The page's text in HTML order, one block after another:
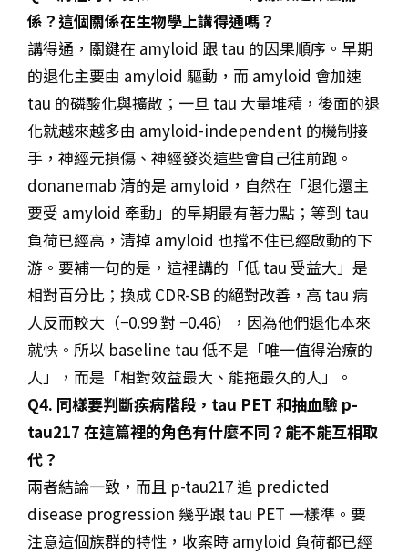
係？這個關係在生物學上講得通嗎？
講得通，關鍵在 amyloid 跟 tau 的因果順序。早期
的退化主要由 amyloid 驅動，而 amyloid 會加速
tau 的磷酸化與擴散；一旦 tau 大量堆積，後面的退
化就越來越多由 amyloid-independent 的機制接
手，神經元損傷、神經發炎這些會自己往前跑。
donanemab 清的是 amyloid，自然在「退化還主
要受 amyloid 牽動」的早期最有著力點；等到 tau
負荷已經高，清掉 amyloid 也擋不住已經啟動的下
游。要補一句的是，這裡講的「低 tau 受益大」是
相對百分比；換成 CDR-SB 的絕對改善，高 tau 病
人反而較大（−0.99 對 −0.46），因為他們退化本來
就快。所以 baseline tau 低不是「唯一值得治療的
人」，而是「相對效益最大、能拖最久的人」。
Q4. 同樣要判斷疾病階段，tau PET 和抽血驗 p-
tau217 在這篇裡的角色有什麼不同？能不能互相取
代？
兩者結論一致，而且 p-tau217 追 predicted
disease progression 幾乎跟 tau PET 一樣準。要
注意這個族群的特性，收案時 amyloid 負荷都已經